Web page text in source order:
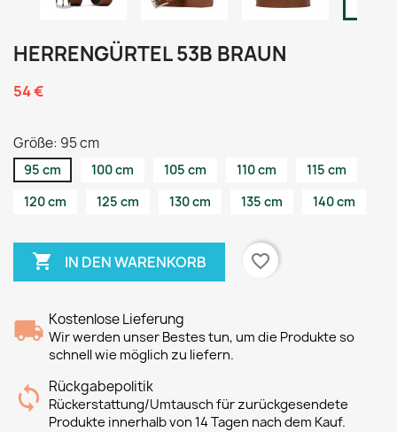
HERRENGÜRTEL 53B BRAUN
54 €
Größe: 95 cm
95 cm 100 cm 105 cm 110 cm
115 cm
120 cm
125 cm 130 cm 135 cm 140 cm
 IN DEN WARENKORB favorite_border
Kostenlose Lieferung
Wir werden unser Bestes tun, um die Produkte so
schnell wie möglich zu liefern.
Rückgabepolitik
Rückerstattung/Umtausch für zurückgesendete
Produkte innerhalb von 14 Tagen nach dem Kauf.